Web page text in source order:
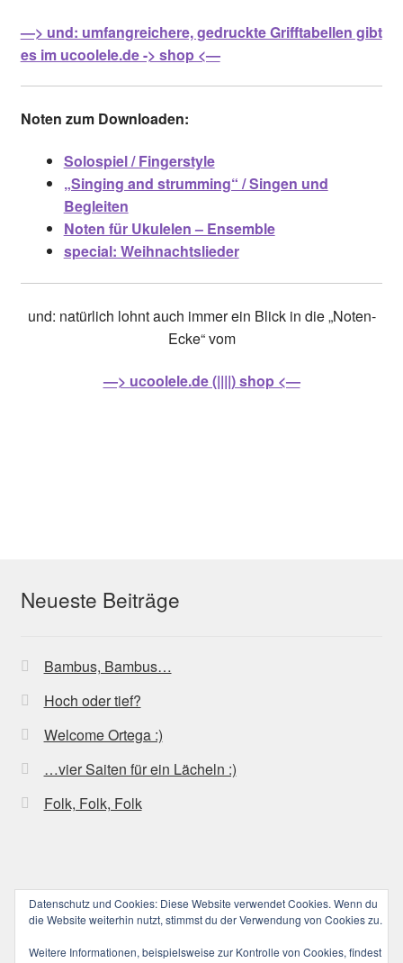
—> und: umfangreichere, gedruckte Grifftabellen gibt
es im ucoolele.de -> shop <—
Noten zum Downloaden:
Solospiel / Fingerstyle
„Singing and strumming“ / Singen und
Begleiten
Noten für Ukulelen – Ensemble
special: Weihnachtslieder
und: natürlich lohnt auch immer ein Blick in die „Noten-
Ecke“ vom
—> ucoolele.de (||||) shop <—
Neueste Beiträge
Bambus, Bambus…
Hoch oder tief?
Welcome Ortega :)
…vier Saiten für ein Lächeln :)
Folk, Folk, Folk
© ucoolele.de (||||) 2026
Datenschutz und Cookies: Diese Website verwendet Cookies. Wenn du
die Website weiterhin nutzt, stimmst du der Verwendung von Cookies zu.
Weitere Informationen, beispielsweise zur Kontrolle von Cookies, findest